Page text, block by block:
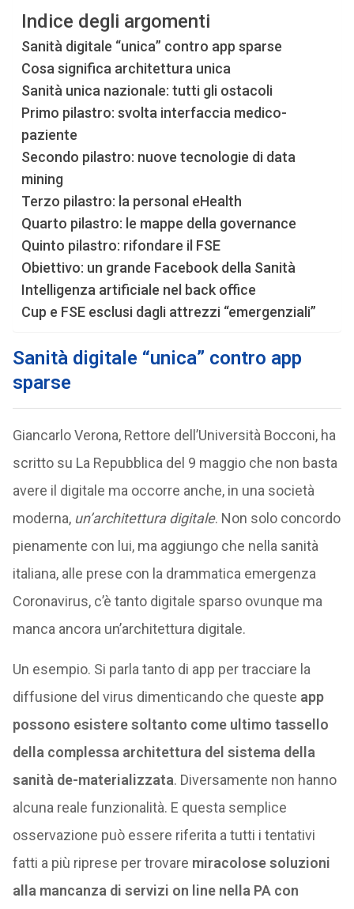
Indice degli argomenti
Sanità digitale “unica” contro app sparse
Cosa significa architettura unica
Sanità unica nazionale: tutti gli ostacoli
Primo pilastro: svolta interfaccia medico-
paziente
Secondo pilastro: nuove tecnologie di data
mining
Terzo pilastro: la personal eHealth
Quarto pilastro: le mappe della governance
Quinto pilastro: rifondare il FSE
Obiettivo: un grande Facebook della Sanità
Intelligenza artificiale nel back office
Cup e FSE esclusi dagli attrezzi “emergenziali”
Sanità digitale “unica” contro app
sparse
Giancarlo Verona, Rettore dell’Università Bocconi, ha
scritto su La Repubblica del 9 maggio che non basta
avere il digitale ma occorre anche, in una società
moderna, un’architettura digitale. Non solo concordo
pienamente con lui, ma aggiungo che nella sanità
italiana, alle prese con la drammatica emergenza
Coronavirus, c’è tanto digitale sparso ovunque ma
manca ancora un’architettura digitale.
Un esempio. Si parla tanto di app per tracciare la
diffusione del virus dimenticando che queste app
possono esistere soltanto come ultimo tassello
della complessa architettura del sistema della
sanità de-materializzata. Diversamente non hanno
alcuna reale funzionalità. E questa semplice
osservazione può essere riferita a tutti i tentativi
fatti a più riprese per trovare miracolose soluzioni
alla mancanza di servizi on line nella PA con